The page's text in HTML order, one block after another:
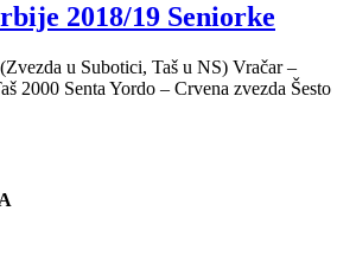
2018/19 Seniorke
u Subotici, Taš u NS) Vračar –
2000 Senta Yordo – Crvena zvezda Šesto